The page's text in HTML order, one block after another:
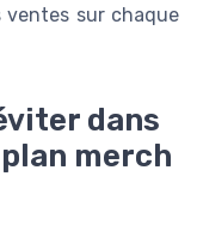
ventes sur chaque
dans
merch